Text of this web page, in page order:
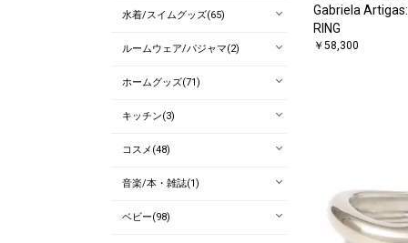
Gabriela
RING
￥58,300
水着/スイムグッズ(65)
ルームウェア/パジャマ(2)
ホームグッズ(71)
キッチン(3)
コスメ(48)
音楽/本・雑誌(1)
ベビー(98)